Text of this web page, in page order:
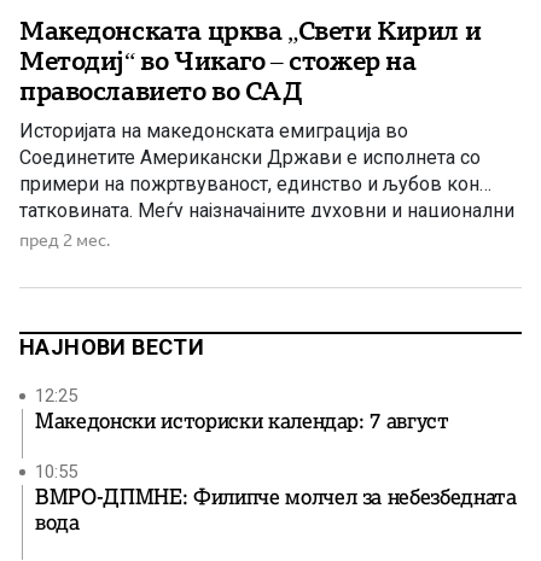
Македонската црква „Свети Кирил и
Методиј“ во Чикаго – стожер на
православието во САД
Историјата на македонската емиграција во
Соединетите Американски Држави е исполнета со
примери на пожртвуваност, единство и љубов кон
татковината. Меѓу најзначајните духовни и национални
симболи на Македонците во Америка се
претставуваат места каде што се чуваат верата,
народ. Еден од најпознатите такви храмови […]
пред 2 мес.
НАЈНОВИ ВЕСТИ
12:25
Македонски историски календар: 7 август
10:55
ВМРО-ДПМНЕ: Филипче молчел за небезбедната
вода